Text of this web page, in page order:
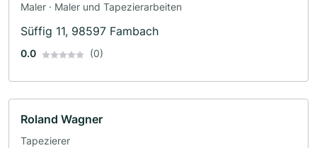
Maler · Maler und Tapezierarbeiten
Süffig 11, 98597 Fambach
0.0 (0)
Roland Wagner
Tapezierer